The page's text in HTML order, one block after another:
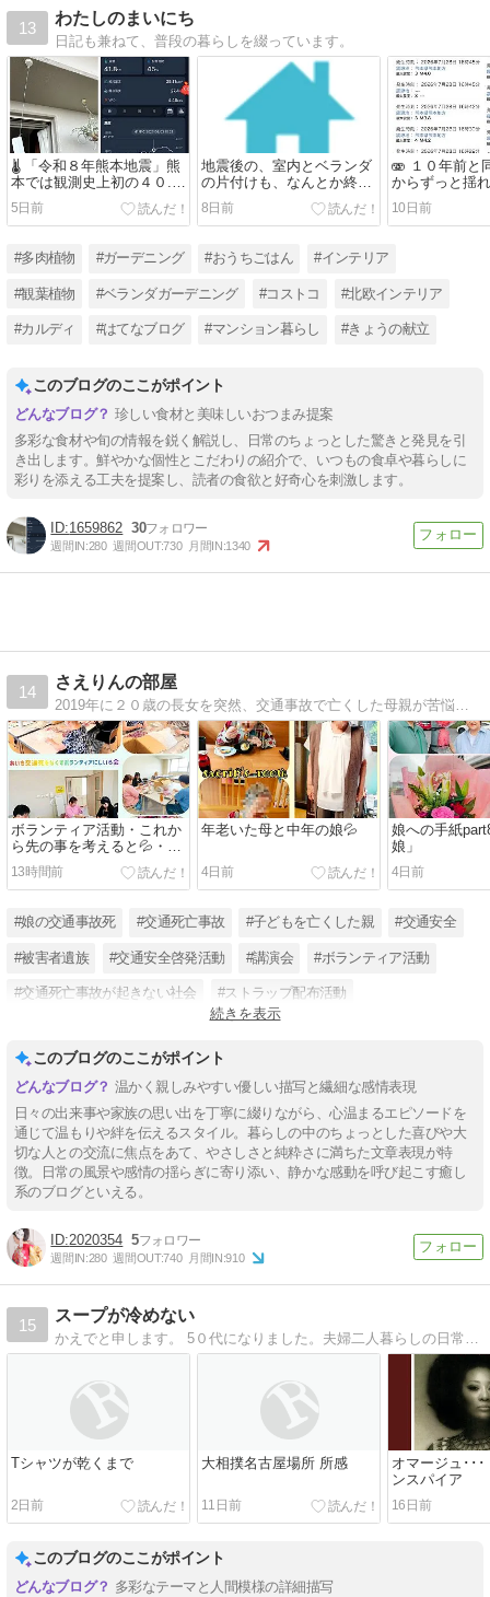
13
わたしのまいにち
日記も兼ねて、普段の暮らしを綴っています。
🌡️ 「令和８年熊本地震」熊
本では観測史上初の４０.
３℃の酷暑日を記録。🥵
5日前
地震後の、室内とベランダ
の片付けも、なんとか終わ
りつつあります...
8日前
🫨 １０年前と
からずっと揺
す「令和８年
10日前
#多肉植物 #ガーデニング #おうちごはん #インテリア
#観葉植物 #ベランダガーデニング #コストコ #北欧インテリア
#カルディ #はてなブログ #マンション暮らし #きょうの献立
このブログのここがポイント
珍しい食材と美味しいおつまみ提案
多彩な食材や旬の情報を鋭く解説し、日常のちょっとした驚きと発見を引
き出します。鮮やかな個性とこだわりの紹介で、いつもの食卓や暮らしに
彩りを添える工夫を提案し、読者の食欲と好奇心を刺激します。
1659862 30
週間IN:280 週間OUT:730 月間IN:1340
14
さえりんの部屋
2019年に２０歳の長女を突然、交通事故で亡くした母親が苦悩と悲嘆の日々の中から、主人と共に交通事故を減らすためのボランティア活動を立ち上げました。応援していただけたら幸いです。
ボランティア活動・これか
ら先の事を考えると💦・娘
のベランダ菜園
13時間前
年老いた母と中年の娘💦
4日前
娘への手紙
娘」
4日前
#娘の交通事故死 #交通死亡事故 #子どもを亡くした親 #交通安全
#被害者遺族 #交通安全啓発活動 #講演会 #ボランティア活動
#交通死亡事故が起きない社会 #ストラップ配布活動
続きを表示
このブログのここがポイント
温かく親しみやすい優しい描写と繊細な感情表現
日々の出来事や家族の思い出を丁寧に綴りながら、心温まるエピソードを
通じて温もりや絆を伝えるスタイル。暮らしの中のちょっとした喜びや大
切な人との交流に焦点をあて、やさしさと純粋さに満ちた文章表現が特
徴。日常の風景や感情の揺らぎに寄り添い、静かな感動を呼び起こす癒し
系のブログといえる。
2020354 5
週間IN:280 週間OUT:740 月間IN:910
15
スープが冷めない
Tシャツが乾くまで
2日前
大相撲名古屋場所 所感
11日前
オマージュ･･
ンスパイア
16日前
このブログのここがポイント
多彩なテーマと人間模様の詳細描写